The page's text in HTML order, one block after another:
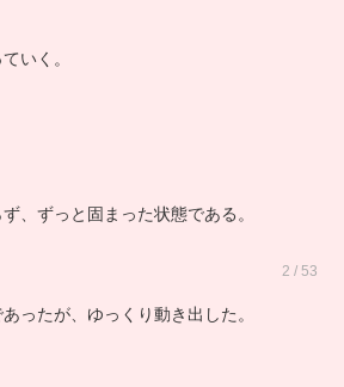
いく。
、ずっと固まった状態である。
2 / 53
ったが、ゆっくり動き出した。